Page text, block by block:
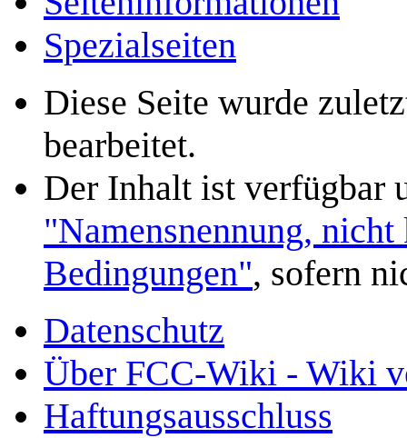
Spezialseiten
Diese Seite wurde
bearbeitet.
Der Inhalt ist verfügbar
"Namensnennung,
Bedingungen", sofern
Datenschutz
Über FCC-Wiki - Wiki
Haftungsausschluss